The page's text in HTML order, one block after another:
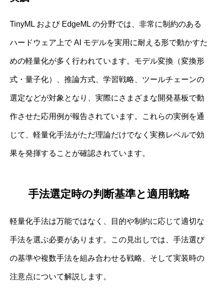
TinyML および EdgeML の分野では、非常に制約のある
ハードウェア上で AI モデルを実用に耐える形で動かすた
めの軽量化が多く行われています。モデル変換（変換形
式・量子化）、推論方式、学習戦略、ツールチェーンの
選定などが対象となり、実際にさまざまな開発基板で動
作させた応用例が報告されています。これらの実例を通
じて、軽量化手法がただ理論だけでなく実務レベルで効
果を発揮することが確認されています。
手法選定時の判断基準と適用戦略
軽量化手法は万能ではなく、目的や制約に応じて適切な
手法を選ぶ必要があります。この見出しでは、手法選び
の基準や複数手法を組み合わせる戦略、そして実装時の
注意点について解説します。